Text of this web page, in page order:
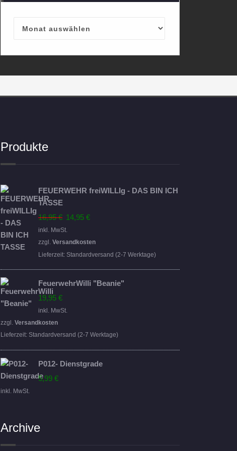
Produkte
FEUERWEHR freiWILLIg - DAS BIN ICH
TASSE
16,95€ Ursprünglicher
Preis
war:
16,95 €
14,95 €
ist:
14,95 €.
inkl. MwSt.
zzgl. Versandkosten
Lieferzeit: Standardversand (2-7 Werktage)
FeuerwehrWilli "Beanie"
19,95 €
inkl. MwSt.
zzgl. Versandkosten
Lieferzeit: Standardversand (2-7 Werktage)
P012- Dienstgrade
5,99 €
inkl. MwSt.
Archive